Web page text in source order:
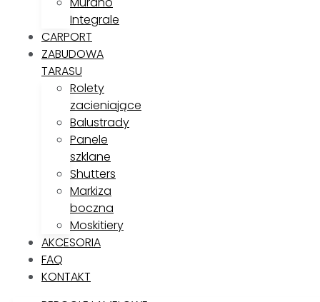
Integrale
CARPORT
ZABUDOWA
TARASU
Rolety
zacieniające
Balustrady
Panele
szklane
Shutters
Markiza
boczna
Moskitiery
AKCESORIA
FAQ
KONTAKT